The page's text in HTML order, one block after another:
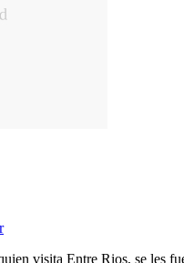
visita Entre Rios, se les